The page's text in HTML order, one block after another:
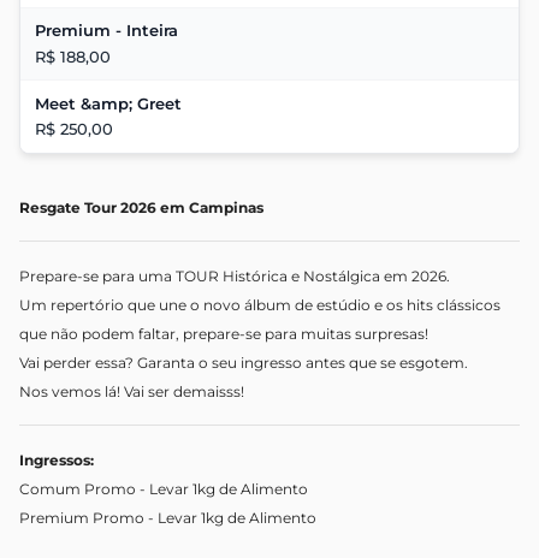
Premium - Inteira
R$ 188,00
Meet &amp; Greet
R$ 250,00
Resgate Tour 2026 em Campinas
Prepare-se para uma TOUR Histórica e Nostálgica em 2026.
Um repertório que une o novo álbum de estúdio e os hits clássicos
que não podem faltar, prepare-se para muitas surpresas!
Vai perder essa? Garanta o seu ingresso antes que se esgotem.
Nos vemos lá! Vai ser demaisss!
Ingressos:
Comum Promo - Levar 1kg de Alimento
Premium Promo - Levar 1kg de Alimento